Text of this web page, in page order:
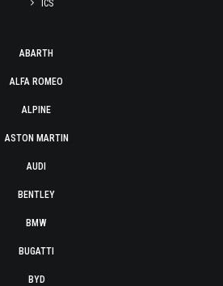
ICS
ABARTH
ALFA ROMEO
ALPINE
ASTON MARTIN
AUDI
BENTLEY
BMW
BUGATTI
BYD